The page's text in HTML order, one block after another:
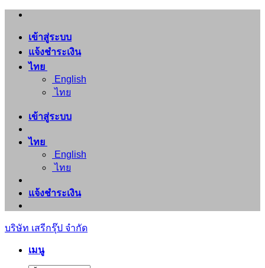
ข้าม
เนื้อหา
เข้าสู่ระบบ
แจ้งชำระเงิน
ไทย
English
ไทย
เข้าสู่ระบบ
ไทย
English
ไทย
แจ้งชำระเงิน
บริษัท เสรีกรุ๊ป จำกัด
เมนู